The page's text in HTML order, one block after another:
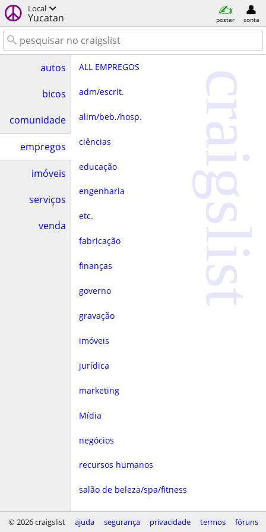
Local
Yucatan postar conta
autos
bicos
comunidade
empregos
imóveis
serviços
venda
ALL EMPREGOS
adm/escrit.
alim/beb./hosp.
ciências
educação
engenharia
etc.
fabricação
finanças
governo
gravação
imóveis
jurídica
marketing
Mídia
negócios
recursos humanos
salão de beleza/spa/fitness
saúde
craigslist
© 2026 craigslist ajuda segurança privacidade termos fóruns